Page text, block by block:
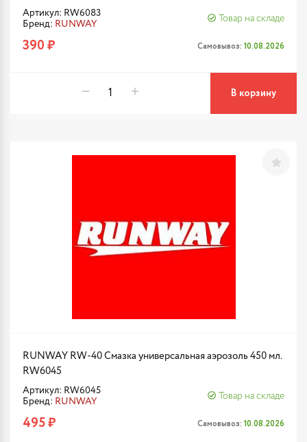
Артикул: RW6083
Бренд: RUNWAY
Товар на складе
390 ₽ Самовывоз: 10.08.2026
В корзину
RUNWAY RW-40 Смазка универсальная аэрозоль 450 мл.
RW6045
Артикул: RW6045
Бренд: RUNWAY
Товар на складе
495 ₽ Самовывоз: 10.08.2026